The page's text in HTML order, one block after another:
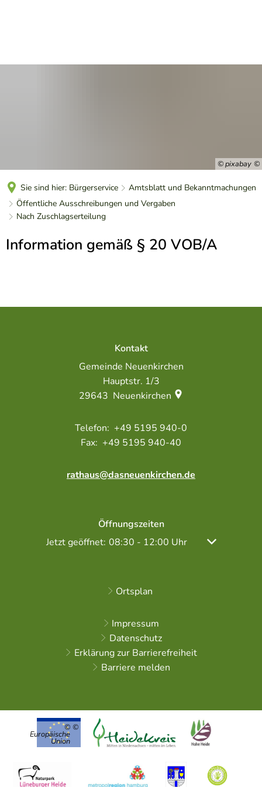
© pixabay
Sie sind hier: Bürgerservice
Amtsblatt und Bekanntmachungen
Öffentliche Ausschreibungen und Vergaben
Nach Zuschlagserteilung
Nach
Information gemäß § 20 VOB/A
Kontakt
Gemeinde Neuenkirchen
Hauptstr. 1/3
29643 Neuenkirchen
+49 5195 940-0
+49 5195 940-40
rathaus@dasneuenkirchen.de
Öffnungszeiten
Klicken, um weitere Öffnungs- oder Schließzeiten
Jetzt geöffnet: 08:30 - 12:00 Uhr
Von 08:30 bis 12:00 Uhr
Ortsplan
Impressum
Datenschutz
Erklärung zur Barrierefreiheit
Barriere melden
©
Europäische
Union